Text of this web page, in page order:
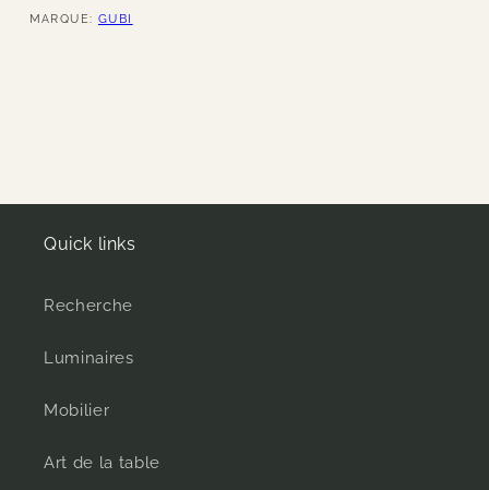
MARQUE: GUBI
Quick links
Recherche
Luminaires
Mobilier
Art de la table